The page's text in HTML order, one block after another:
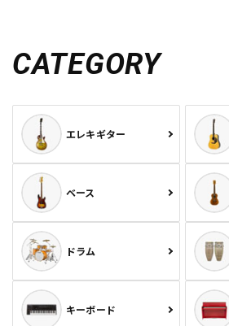
CATEGORY
エレキギター
ベース
ドラム
キーボード